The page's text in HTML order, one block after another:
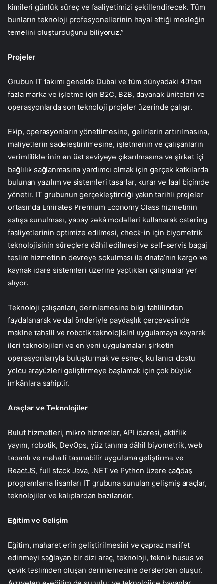
kimileri günlük süreç ve faaliyetimizi şekillendirecek. Tüm
bunların teknoloji profesyonellerinin hayal ettiği mesleğin
temelini oluşturduğunu biliyoruz.”
Projeler
Grubun IT takımı genelde Dubai ve tüm dünyadaki 40’tan
fazla marka ve işletme için B2C, B2B, dayanak üniteleri ve
operasyonlarda son teknoloji projeler üzerinde çalışır.
Ekip, operasyonların yönetilmesine, gelirlerin artırılmasına,
maliyetlerin sadeleştirilmesine, işletmenin ve çalışanların
verimliliklerinin en üst seviyeye çıkarılmasına ve şirket içi
bağlılık sağlanmasına yardımcı olmak için gerçek katkılarda
bulunan yazılım ve sistemleri tasarlar, kurar ve faal biçimde
yönetir. IT grubunun gerçekleştirdiği yakın tarihli projeler
ortasında Emirates Premium Economy Class hizmetinin
satışa sunulması, yapay zekâ modelleri kullanarak catering
faaliyetlerinin optimize edilmesi, check-in için biyometrik
teknolojisinin süreçlere dâhil edilmesi ve self-servis bagaj
teslim hizmetinin devreye sokulması ile dnata’nın kargo ve
kaynak idare sistemleri üzerine yaptıkları çalışmalar yer
alıyor.
Teknoloji çalışanları, derinlemesine bilgi tahlilinden
faydalanarak ve dal önderiyle paydaşlık çerçevesinde
makine tahsili ve robotik teknolojisini uygulamaya koyarak
ileri teknolojileri ve en yeni uygulamaları şirketin
operasyonlarıyla buluşturmak ve esnek, kullanıcı dostu
yolcu arayüzleri geliştirmeye başlamak için çok büyük
imkânlara sahiptir.
Araçlar ve Teknolojiler
Bulut hizmetleri, mikro hizmetler, API idaresi, aktiflik
yayını, robotik, DevOps, yüz tanıma dâhil biyometrik, web
tabanlı ve mahallî taşınabilir uygulama geliştirme ve
ReactJS, full stack Java, .NET ve Python üzere çağdaş
programlama lisanları IT grubuna sunulan gelişmiş araçlar,
teknolojiler ve kalıplardan bazılarıdır.
Eğitim ve Gelişim
Eğitim, maharetlerin geliştirilmesini ve çapraz marifet
edinmeyi sağlayan bir dizi araç, teknoloji, teknik husus ve
çevik teslimden oluşan derinlemesine derslerden oluşur.